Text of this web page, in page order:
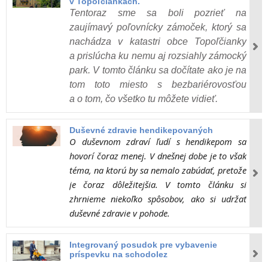
Tentoraz sme sa boli pozrieť na
zaujímavý poľovnícky zámoček, ktorý sa
nachádza v katastri obce Topoľčianky
a prislúcha ku nemu aj rozsiahly zámocký
park. V tomto článku sa dočítate ako je na
tom toto miesto s bezbariérovosťou
a o tom, čo všetko tu môžete vidieť.
Duševné zdravie hendikepovaných
O duševnom zdraví ľudí s hendikepom sa
hovorí čoraz menej. V dnešnej dobe je to však
téma, na ktorú by sa nemalo zabúdať, pretože
je čoraz dôležitejšia. V tomto článku si
zhrnieme niekoľko spôsobov, ako si udržať
duševné zdravie v pohode.
Integrovaný posudok pre vybavenie
príspevku na schodolez